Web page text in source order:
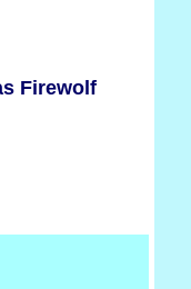
Firewolf